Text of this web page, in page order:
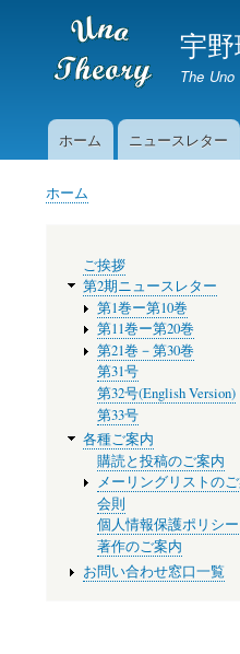
宇
The
Mainホーム ニュースレター
パ
ホーム
ニ
ュ
ー
ご挨拶
第2期ニュースレター
第1巻ー第10巻
第11巻ー第20巻
第21巻－第30巻
第31号
第32号(English Version)
第33号
各種ご案内
購読と投稿のご案内
メーリングリストの
会則
個人情報保護ポリシー
著作のご案内
お問い合わせ窓口一覧